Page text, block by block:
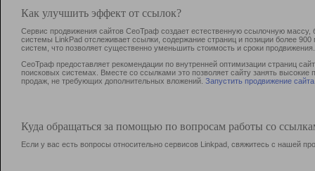
Как улучшить эффект от ссылок?
Сервис продвижения сайтов СеоТраф создает естественную ссылочную
системы LinkPad отслеживает ссылки, содержание страниц и позиции более
систем, что позволяет существенно уменьшить стоимость и сроки продвижения.
СеоТраф предоставляет рекомендации по внутренней оптимизации страниц
поисковых системах. Вместе со ссылками это позволяет сайту занять
продаж, не требующих дополнительных вложений. Запустить продвижение сайта
Куда обращаться за помощью по вопросам работы со
Если у вас есть вопросы относительно сервисов Linkpad, свяжитесь с нашей